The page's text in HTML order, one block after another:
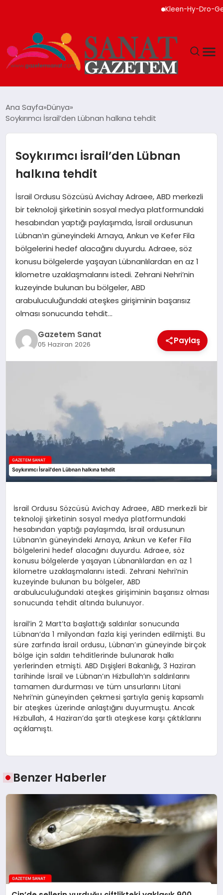
Kleen-Hy-Dro-Gen
TEKNOLOJI
SIYASET
SPOR
YAŞAM
EKONOMI
SAĞLIK
DÜNYA
EĞITIM
Ana Sayfa Dünya
Soykırımcı İsrail’den Lübnan halkına tehdit
Soykırımcı İsrail’den Lübnan
halkına tehdit
İsrail Ordusu Sözcüsü Avichay Adraee, ABD merkezli
bir teknoloji şirketinin sosyal medya platformundaki
hesabından yaptığı paylaşımda, İsrail ordusunun
Lübnan’ın güneyindeki Arnaya, Ankun ve Kefer Fila
bölgelerini hedef alacağını duyurdu. Adraee, söz
konusu bölgelerde yaşayan Lübnanlılardan en az 1
kilometre uzaklaşmalarını istedi. Zehrani Nehri’nin
kuzeyinde bulunan bu bölgeler, ABD
arabuluculuğundaki ateşkes girişiminin başarısız
olması sonucunda tehdit…
Gazetem Sanat
05 Haziran 2026 Paylaş
İsrail Ordusu Sözcüsü Avichay Adraee, ABD merkezli bir
teknoloji şirketinin sosyal medya platformundaki
hesabından yaptığı paylaşımda, İsrail ordusunun
Lübnan’ın güneyindeki Arnaya, Ankun ve Kefer Fila
bölgelerini hedef alacağını duyurdu. Adraee, söz
konusu bölgelerde yaşayan Lübnanlılardan en az 1
kilometre uzaklaşmalarını istedi. Zehrani Nehri’nin
kuzeyinde bulunan bu bölgeler, ABD
arabuluculuğundaki ateşkes girişiminin başarısız olması
sonucunda tehdit altında bulunuyor.
İsrail’in 2 Mart’ta başlattığı saldırılar sonucunda
Lübnan’da 1 milyondan fazla kişi yerinden edilmişti. Bu
süre zarfında İsrail ordusu, Lübnan’ın güneyinde birçok
bölge için saldırı tehditlerinde bulunarak halkı
yerlerinden etmişti. ABD Dışişleri Bakanlığı, 3 Haziran
tarihinde İsrail ve Lübnan’ın Hizbullah’ın saldırılarını
tamamen durdurması ve tüm unsurlarını Litani
Nehri’nin güneyinden çekmesi şartıyla geniş kapsamlı
bir ateşkes üzerinde anlaştığını duyurmuştu. Ancak
Hizbullah, 4 Haziran’da şartlı ateşkese karşı çıktıklarını
açıklamıştı.
Benzer Haberler